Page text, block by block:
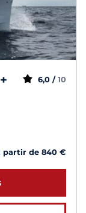
6,0 / 10
partir de 840 €